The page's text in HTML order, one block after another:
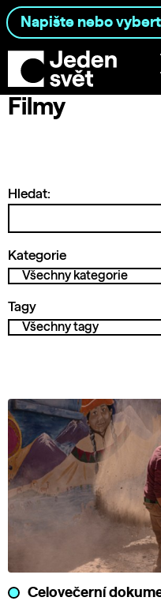
Filmy
Hledat:
Kategorie
Tagy
Celovečerní